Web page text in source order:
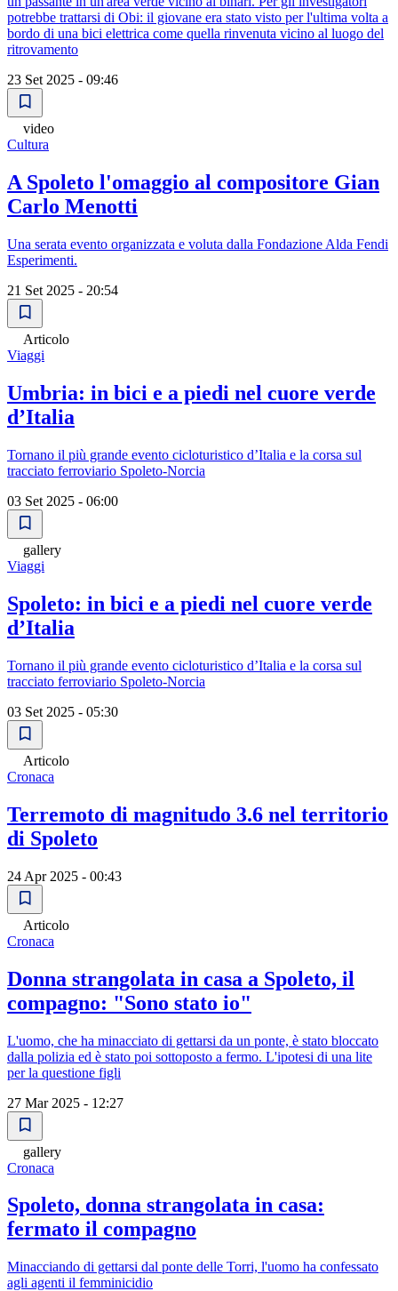
potrebbe trattarsi di Obi: il giovane era stato visto per l'ultima volta a
bordo di una bici elettrica come quella rinvenuta vicino al luogo del
ritrovamento
23 Set 2025 - 09:46
video
Cultura
A Spoleto l'omaggio al compositore Gian
Carlo Menotti
Una serata evento organizzata e voluta dalla Fondazione Alda Fendi
Esperimenti.
21 Set 2025 - 20:54
Articolo
Viaggi
Umbria: in bici e a piedi nel cuore verde
d’Italia
Tornano il più grande evento cicloturistico d’Italia e la corsa sul
tracciato ferroviario Spoleto-Norcia
03 Set 2025 - 06:00
gallery
Viaggi
Spoleto: in bici e a piedi nel cuore verde
d’Italia
Tornano il più grande evento cicloturistico d’Italia e la corsa sul
tracciato ferroviario Spoleto-Norcia
03 Set 2025 - 05:30
Articolo
Cronaca
Terremoto di magnitudo 3.6 nel territorio
di Spoleto
24 Apr 2025 - 00:43
Articolo
Cronaca
Donna strangolata in casa a Spoleto, il
compagno: "Sono stato io"
L'uomo, che ha minacciato di gettarsi da un ponte, è stato bloccato
dalla polizia ed è stato poi sottoposto a fermo. L'ipotesi di una lite
per la questione figli
27 Mar 2025 - 12:27
gallery
Cronaca
Spoleto, donna strangolata in casa:
fermato il compagno
Minacciando di gettarsi dal ponte delle Torri, l'uomo ha confessato
agli agenti il femminicidio